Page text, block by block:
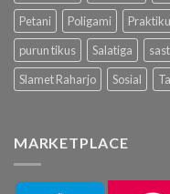
Petani
Poligami
purun tikus
Salatiga
Slamet Raharjo
Sosial
MARKETPLACE